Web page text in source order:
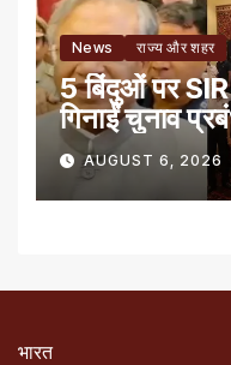
News राज्य और शहर
5 बिंदुओं पर
गिनाईं चुनाव
AUGUST 6, 2026
भारत